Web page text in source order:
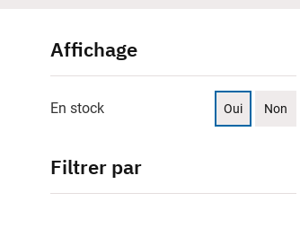
Affichage
En stock Oui Non
Filtrer par